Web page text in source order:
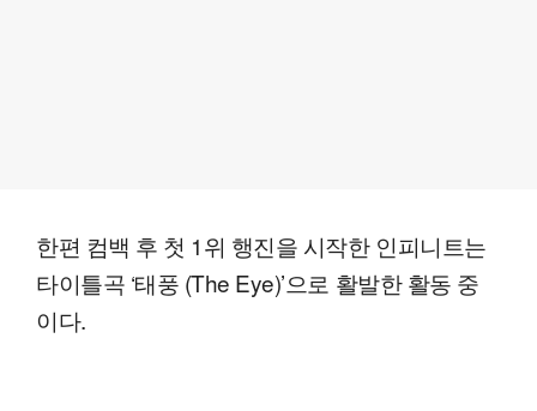
한편 컴백 후 첫 1위 행진을 시작한 인피니트는
타이틀곡 ‘태풍 (The Eye)’으로 활발한 활동 중
이다.